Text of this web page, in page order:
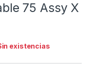
75 Assy X
existencias